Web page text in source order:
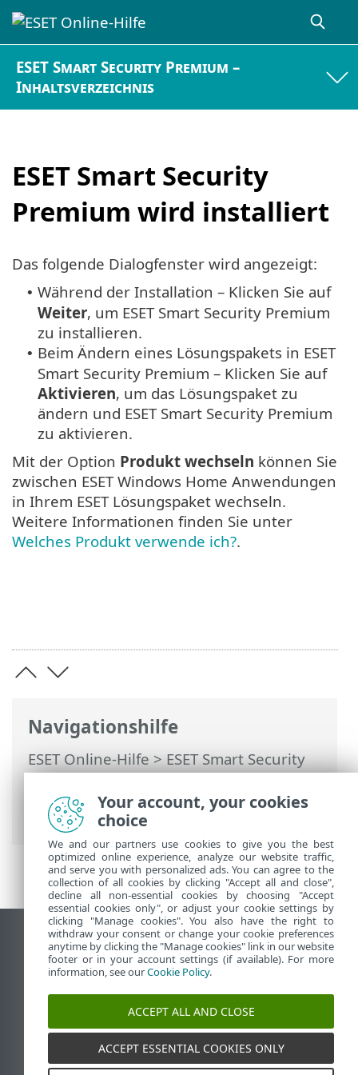
ESET Smart Security Premium –
Inhaltsverzeichnis
ESET Smart Security
Premium wird installiert
Navigationshilfe
ESET Online-Hilfe>ESET Smart Security
Premium>Installation> Dialogfenster –
Installation > Installation > ESET Smart
Security Premium wird installiert
Das folgende Dialogfenster wird angezeigt:
• Während der Installation – Klicken Sie auf
Weiter, um ESET Smart Security Premium
zu installieren.
• Beim Ändern eines Lösungspakets in ESET
Smart Security Premium – Klicken Sie auf
Aktivieren, um das Lösungspaket zu
ändern und ESET Smart Security Premium
zu aktivieren.
Mit der Option Produkt wechseln können Sie
zwischen ESET Windows Home Anwendungen
in Ihrem ESET Lösungspaket wechseln.
Weitere Informationen finden Sie unter
Welches Produkt verwende ich?.
Desktop-Site anzeigen
End of Life
ESET Knowledgebase
ESET-Forum
ESET Status Portal
Regionaler Support
Your account, your cookies
choice
We and our partners use cookies to give you the best
optimized online experience, analyze our website traffic,
and serve you with personalized ads. You can agree to the
collection of all cookies by clicking "Accept all and close",
decline all non-essential cookies by choosing "Accept
essential cookies only", or adjust your cookie settings by
clicking "Manage cookies". You also have the right to
withdraw your consent or change your cookie preferences
anytime by clicking the "Manage cookies" link in our website
footer or in your account settings (if available). For more
information, see ourCookie Policy.
ACCEPT ALL AND CLOSE
ACCEPT ESSENTIAL COOKIES ONLY